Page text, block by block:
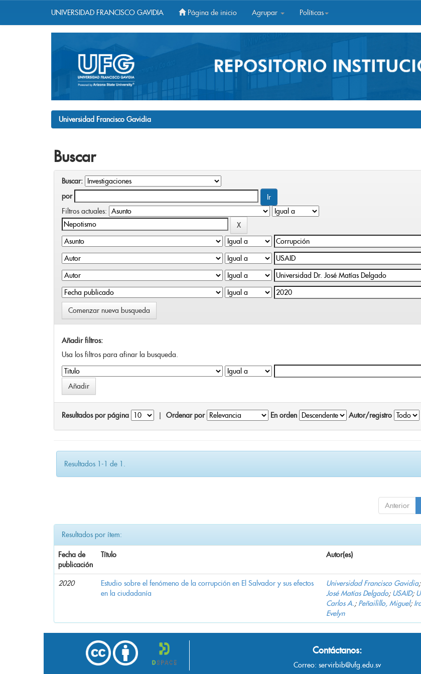
UNIVERSIDAD FRANCISCO GAVIDIA Página de inicio Agrupar Políticas
Universidad Francisco Gavidia
Buscar
Buscar:
por
Filtros actuales:
Comenzar nueva busqueda
Añadir filtros:
Usa los filtros para afinar la busqueda.
Resultados por página Ordenar por En orden Autor/registro
Resultados 1-1 de 1.
Anterior
Resultados por ítem:
Fecha de
publicación
Título Autor(es)
2020
Estudio sobre el fenómeno de la corrupción en El Salvador y sus efectos
en la ciudadanía
Universidad Francisco Gavidia;
José Matías Delgado; USAID;
Carlos A.; Peñailillo, Miguel;
Evelyn
Contáctanos:
Correo: servirbib@ufg.edu.sv